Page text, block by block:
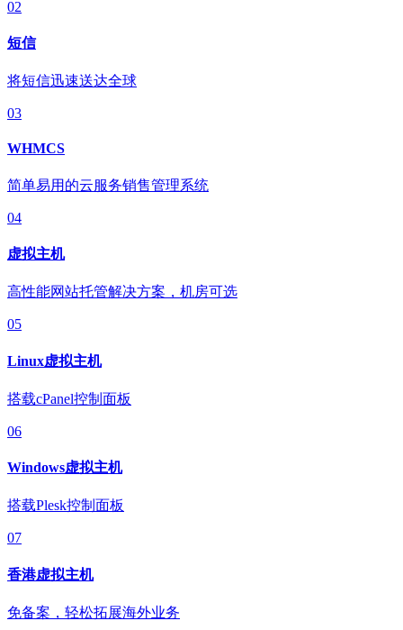
02
短信
将短信迅速送达全球
03
WHMCS
简单易用的云服务销售管理系统
04
虚拟主机
高性能网站托管解决方案，机房可选
05
Linux虚拟主机
搭载cPanel控制面板
06
Windows虚拟主机
搭载Plesk控制面板
07
香港虚拟主机
免备案，轻松拓展海外业务